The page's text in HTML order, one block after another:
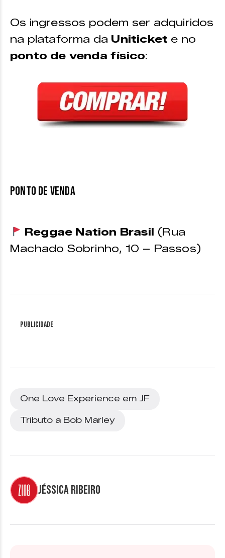
Os ingressos podem ser adquiridos
na plataforma da Uniticket e no
ponto de venda físico:
PONTO DE VENDA
Reggae Nation Brasil (Rua
Machado Sobrinho, 10 – Passos)
Publicidade
One Love Experience em JF
Tributo a Bob Marley
Jéssica Ribeiro